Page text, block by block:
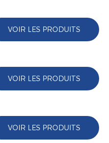
VOIR LES PRODUITS
VOIR LES PRODUITS
VOIR LES PRODUITS